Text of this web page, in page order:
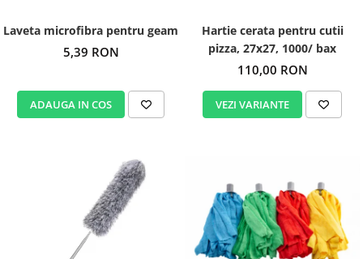
Laveta microfibra pentru geam
5,39 RON
ADAUGA IN COS
Hartie cerata pentru cutii
pizza, 27x27, 1000/ bax
110,00 RON
VEZI VARIANTE